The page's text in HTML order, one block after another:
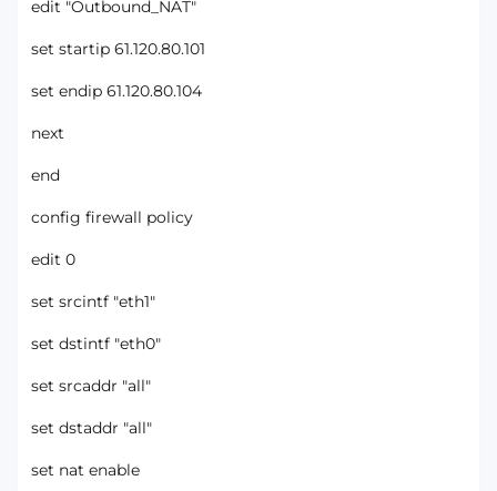
edit "Outbound_NAT"
set startip 61.120.80.101
set endip 61.120.80.104
next
end
config firewall policy
edit 0
set srcintf "eth1"
set dstintf "eth0"
set srcaddr "all"
set dstaddr "all"
set nat enable